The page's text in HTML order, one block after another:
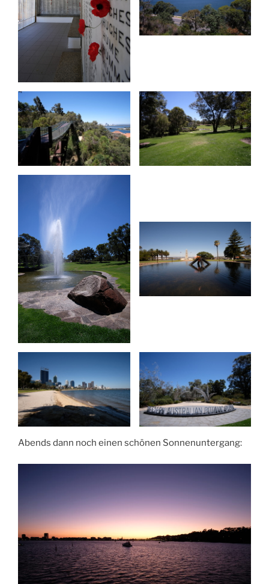
Abends dann noch einen schönen Sonnenuntergang: